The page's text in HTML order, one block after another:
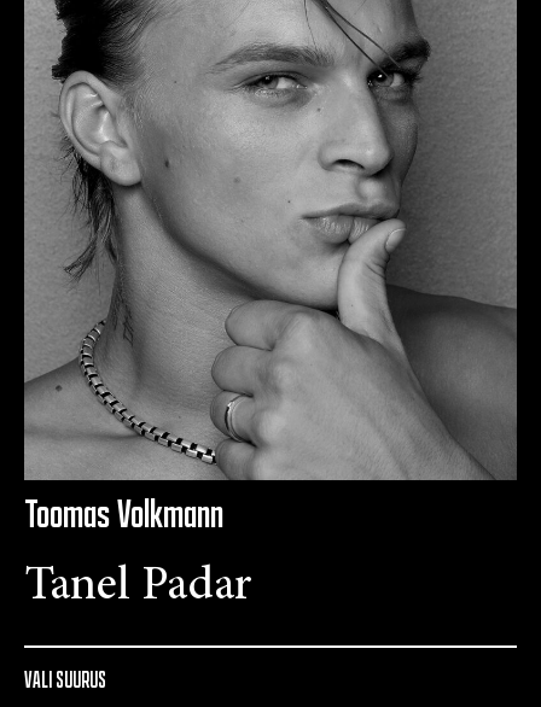
Toomas Volkmann
Tanel Padar
VALI SUURUS